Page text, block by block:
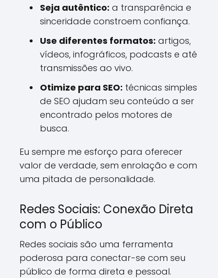
Seja autêntico: a transparência e
sinceridade constroem confiança.
Use diferentes formatos: artigos,
vídeos, infográficos, podcasts e até
transmissões ao vivo.
Otimize para SEO: técnicas simples
de SEO ajudam seu conteúdo a ser
encontrado pelos motores de
busca.
Eu sempre me esforço para oferecer
valor de verdade, sem enrolação e com
uma pitada de personalidade.
Redes Sociais: Conexão Direta
com o Público
Redes sociais são uma ferramenta
poderosa para conectar-se com seu
público de forma direta e pessoal.